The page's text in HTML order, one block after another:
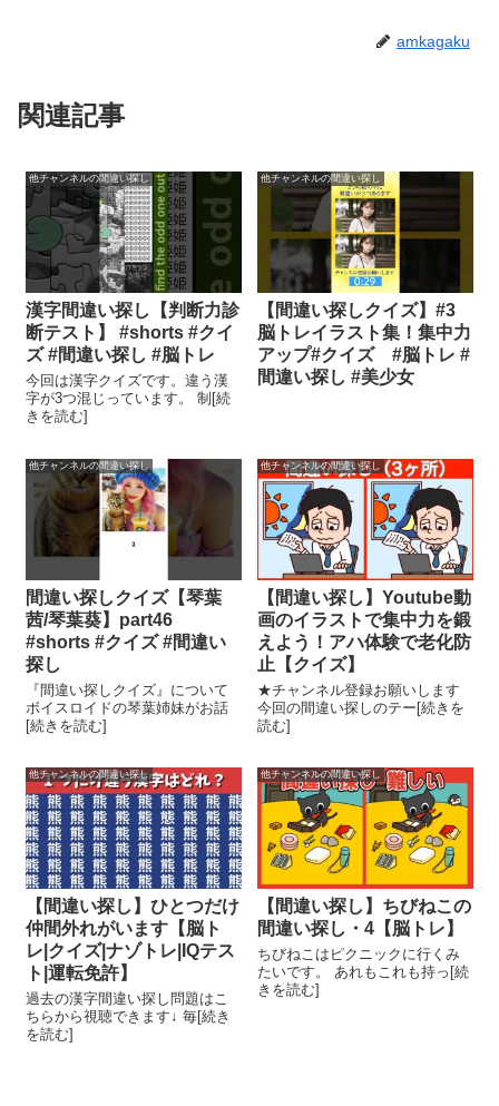
amkagaku
関連記事
他チャンネルの間違い探し
漢字間違い探し【判断力診
断テスト】 #shorts #クイ
ズ #間違い探し #脳トレ
今回は漢字クイズです。違う漢
字が3つ混じっています。 制[続
きを読む]
他チャンネルの間違い探し
【間違い探しクイズ】#3
脳トレイラスト集！集中力
アップ#クイズ #脳トレ #
間違い探し #美少女
他チャンネルの間違い探し
間違い探しクイズ【琴葉
茜/琴葉葵】part46
#shorts #クイズ #間違い
探し
『間違い探しクイズ』について
ボイスロイドの琴葉姉妹がお話
[続きを読む]
他チャンネルの間違い探し
【間違い探し】Youtube動
画のイラストで集中力を鍛
えよう！アハ体験で老化防
止【クイズ】
★チャンネル登録お願いします
今回の間違い探しのテー[続きを
読む]
他チャンネルの間違い探し
【間違い探し】ひとつだけ
仲間外れがいます【脳ト
レ|クイズ|ナゾトレ|IQテス
ト|運転免許】
過去の漢字間違い探し問題はこ
ちらから視聴できます↓ 毎[続き
を読む]
他チャンネルの間違い探し
【間違い探し】ちびねこの
間違い探し・4【脳トレ】
ちびねこはピクニックに行くみ
たいです。 あれもこれも持っ[続
きを読む]